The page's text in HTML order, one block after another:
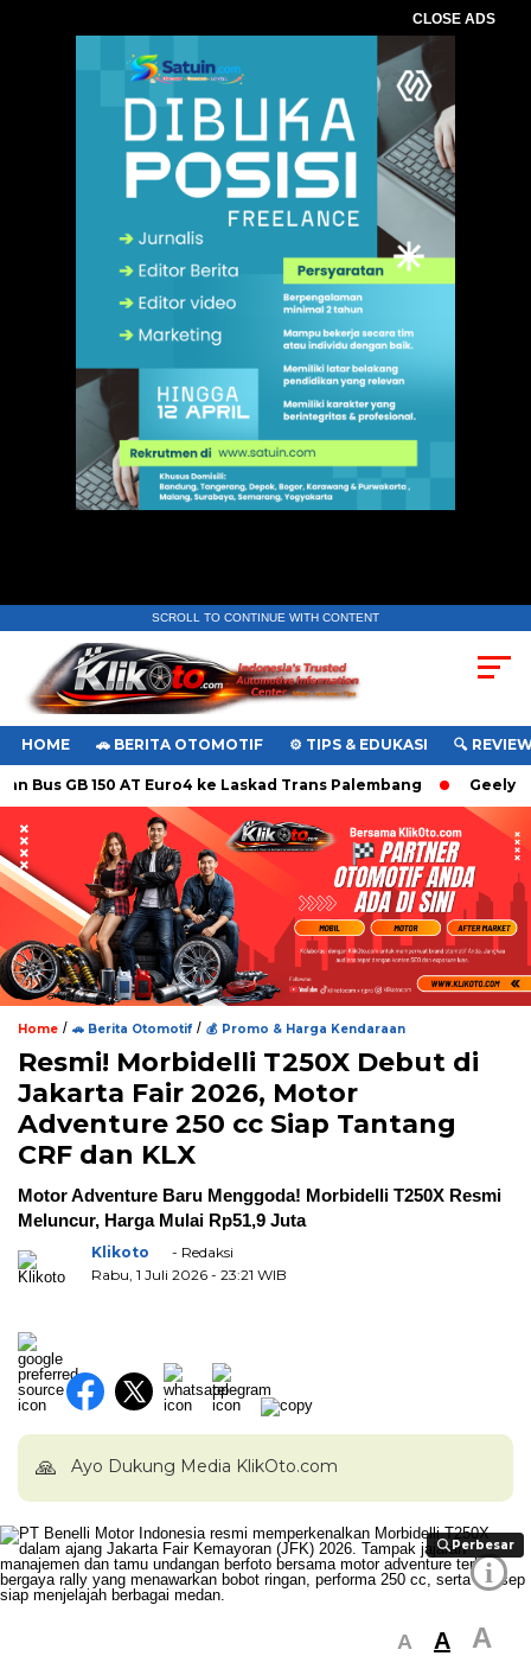
CLOSE ADS
SCROLL TO CONTINUE WITH CONTENT
HOME 🚗 BERITA OTOMOTIF ⚙️ TIPS & EDUKASI 🔍
GB 150 AT Euro4 ke Laskad Trans Palembang Geely EX5
Home / 🚗 Berita Otomotif/ 💰 Promo & Harga Kendaraan
Resmi! Morbidelli T250X Debut di
Jakarta Fair 2026, Motor
Adventure 250 cc Siap Tantang
CRF dan KLX
Motor Adventure Baru Menggoda! Morbidelli T250X Resmi
Meluncur, Harga Mulai Rp51,9 Juta
Klikoto
- Redaksi
Rabu, 1 Juli 2026 - 23:21 WIB
🙏 Ayo Dukung Media KlikOto.com
Perbesar
Perbesar
i
A A A
. Ukuran gambar 480px x 600px